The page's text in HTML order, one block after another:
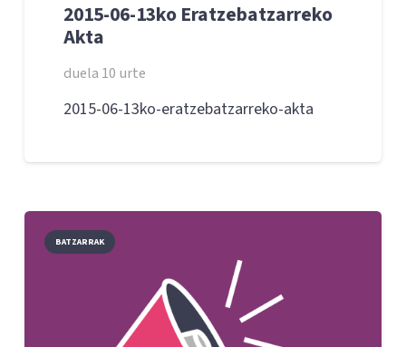
2015-06-13ko Eratzebatzarreko
Akta
duela 10 urte
2015-06-13ko-eratzebatzarreko-akta
BATZARRAK